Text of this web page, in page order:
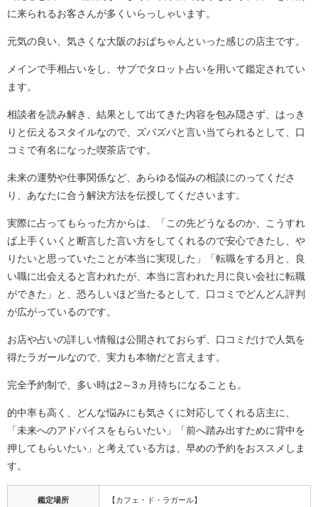
に来られるお客さんが多くいらっしゃいます。
元気の良い、気さくな大阪のおばちゃんといった感じの店主です。
メインで手相占いをし、サブでタロット占いを用いて鑑定されてい
ます。
相談者を読み解き、結果として出てきた内容を包み隠さず、はっき
りと伝えるスタイルなので、ズバズバと言い当てられるとして、口
コミで有名になった喫茶店です。
未来の運勢や仕事関係など、あらゆる悩みの相談にのってくださ
り、あなたに合う解決方法を伝授してくださいます。
実際に占ってもらった方からは、「この先どうなるのか、こうすれ
ば上手くいくと断言した言い方をしてくれるので安心できたし、や
りたいと思っていたことが本当に実現した」「転職をする月と、良
い職に出会えると言われたが、本当に言われた月に良い会社に転職
ができた」と、恐ろしいほど当たるとして、口コミでどんどん評判
が広がっているのです。
お店や占いの詳しい情報は公開されておらず、口コミだけで人気を
得たラガールなので、実力も本物だと言えます。
完全予約制で、多い時は2～3ヵ月待ちになることも。
的中率も高く、どんな悩みにも気さくに対応してくれる店主に、
「未来へのアドバイスをもらいたい」「前へ踏み出すために背中を
押してもらいたい」と考えている方は、早めの予約をおススメしま
す。
鑑定場所 【カフェ・ド・ラガール】